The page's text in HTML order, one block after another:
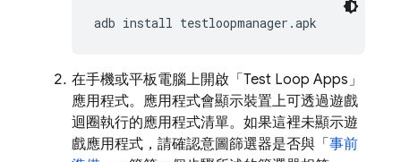
adb install testloopmanager.apk
在手機或平板電腦上開啟「Test Loop Apps」
應用程式。應用程式會顯示裝置上可透過遊戲
迴圈執行的應用程式清單。如果這裡未顯示遊
戲應用程式，請確認意圖篩選器是否與「 事前